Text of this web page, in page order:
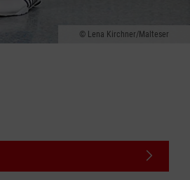
Lena Kirchner/Malteser